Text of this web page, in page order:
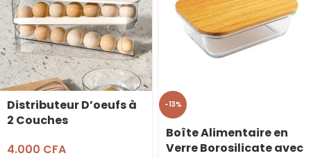
Distributeur D’oeufs à
2 Couches
4.000 CFA
-13%
Boîte Alimentaire en
Verre Borosilicate avec